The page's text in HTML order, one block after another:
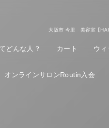
大阪市 今里 美容室【
どんな人？ カート ウィ
オンラインサロンRoutin入会